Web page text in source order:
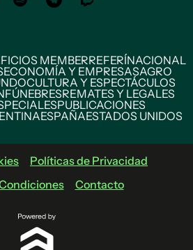
MEMBERREFERÍNACIONAL
ECONOMÍA Y EMPRESASAGRO
CULTURA Y ESPECTÁCULOS
FÚNEBRESREMATES Y LEGALES
PUBLICACIONES
ESPAÑAESTADOS UNIDOS
Políticas de Privacidad
Contacto